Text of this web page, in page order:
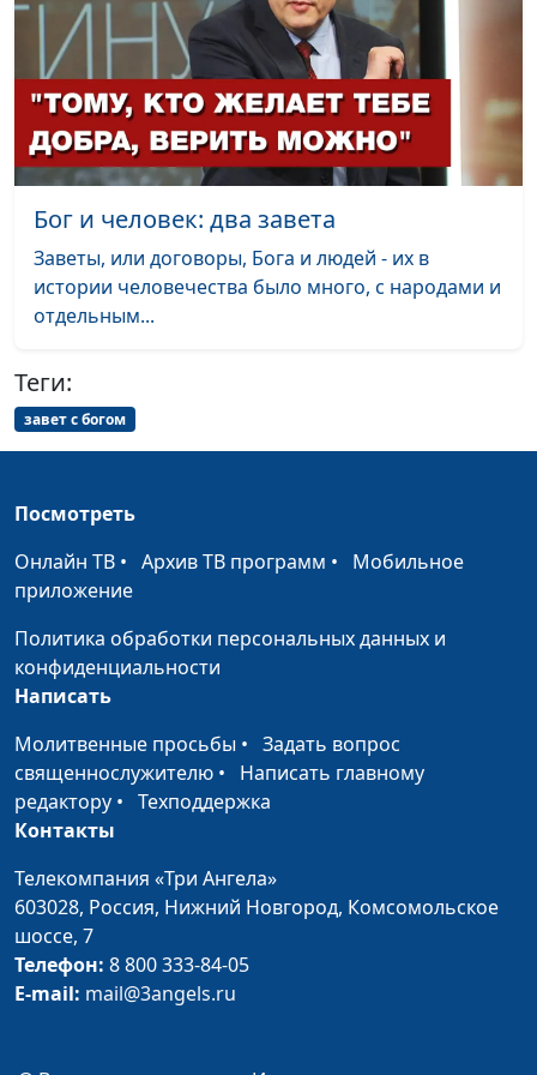
Апокалипсиса
Александр Камнев,
пресвитер церкви
и Елена
Варнавская
Книга за семью
печатями. Кто откроет?
Юлия Уткина,
Александр Камнев,
пресвитер церкви
С кем советуется Бог?
Обещанный дар Святого
Духа
пресвитер церкви
Воскресение Христа и
умерших в Нём
Юлия Уткина,
и Елена
Варнавская
Христос Воскрес,
и Елена
Пасха наша, Христос,
заклан за нас. Новый путь
Бог и человек: два завета
Заветы, или договоры, Бога и людей - их в
истории человечества было много, с народами и
отдельным...
Теги:
завет с богом
Посмотреть
Онлайн ТВ • Архив ТВ программ • Мобильное
приложение
Политика обработки персональных данных и
конфиденциальности
Написать
Молитвенные просьбы • Задать вопрос
священнослужителю • Написать главному
редактору • Техподдержка
Контакты
Телекомпания «Три Ангела»
603028, Россия, Нижний Новгород, Комсомольское
шоссе, 7
Телефон: 8 800 333-84-05
E-mail: mail@3angels.ru